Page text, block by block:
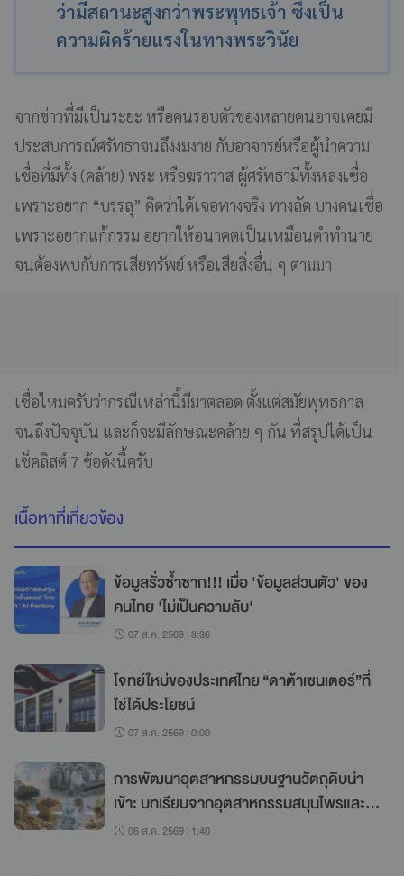
ว่ามีสถานะสูงกว่าพระพุทธเจ้า ซึ่งเป็น
ความผิดร้ายแรงในทางพระวินัย
จากข่าวที่มีเป็นระยะ หรือคนรอบตัวของหลายคนอาจเคยมี
ประสบการณ์ศรัทธาจนถึงงมงาย กับอาจารย์หรือผู้นำความ
เชื่อที่มีทั้ง (คล้าย) พระ หรือฆราวาส ผู้ศรัทธามีทั้งหลงเชื่อ
เพราะอยาก “บรรลุ” คิดว่าได้เจอทางจริง ทางลัด บางคนเชื่อ
เพราะอยากแก้กรรม อยากให้อนาคตเป็นเหมือนคำทำนาย
จนต้องพบกับการเสียทรัพย์ หรือเสียสิ่งอื่น ๆ ตามมา
เชื่อไหมครับว่ากรณีเหล่านี้มีมาตลอด ตั้งแต่สมัยพุทธกาล
จนถึงปัจจุบัน และก็จะมีลักษณะคล้าย ๆ กัน ที่สรุปได้เป็น
เช็คลิสต์ 7 ข้อดังนี้ครับ
เนื้อหาที่เกี่ยวข้อง
ข้อมูลรั่วซ้ำซาก!!! เมื่อ 'ข้อมูลส่วนตัว' ของ
คนไทย 'ไม่เป็นความลับ'
07 ส.ค. 2569 | 3:36
โจทย์ใหม่ของประเทศไทย “ดาต้าเซนเตอร์”ที่
ใช่ได้ประโยชน์
07 ส.ค. 2569 | 0:00
การพัฒนาอุตสาหกรรมบนฐานวัตถุดิบนำ
เข้า: บทเรียนจากอุตสาหกรรมสมุนไพรและ
เกษตรในญี่ปุ่น
06 ส.ค. 2569 | 1:40